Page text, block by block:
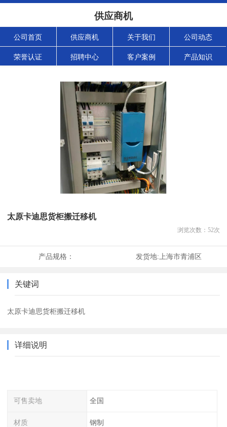
供应商机
公司首页 供应商机 关于我们 公司动态
荣誉认证 招聘中心 客户案例 产品知识
太原卡迪思货柜搬迁移机
浏览次数： 52次
产品规格： 发货地: 上海市青浦区
关键词
太原卡迪思货柜搬迁移机
详细说明
可售卖地 全国
材质 钢制